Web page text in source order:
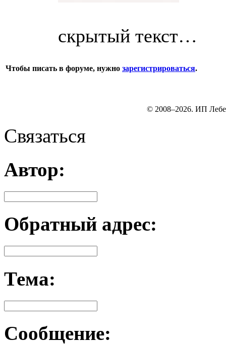
скрытый текст…
Чтобы писать в форуме, нужно зарегистрироваться.
© 2008–2026. ИП
Связаться
Автор:
Обратный адрес:
Тема:
Сообщение: